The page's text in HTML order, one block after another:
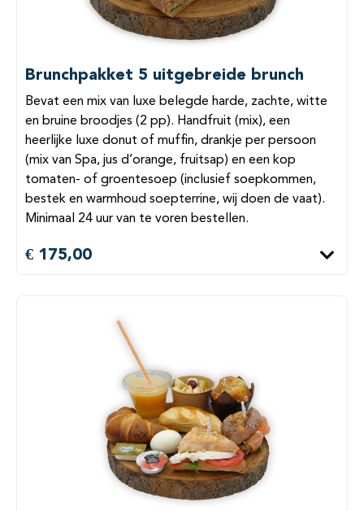
Brunchpakket 5 uitgebreide brunch
Bevat een mix van luxe belegde harde, zachte, witte
en bruine broodjes (2 pp). Handfruit (mix), een
heerlijke luxe donut of muffin, drankje per persoon
(mix van Spa, jus d’orange, fruitsap) en een kop
tomaten- of groentesoep (inclusief soepkommen,
bestek en warmhoud soepterrine, wij doen de vaat).
Minimaal 24 uur van te voren bestellen.
€ 175,00